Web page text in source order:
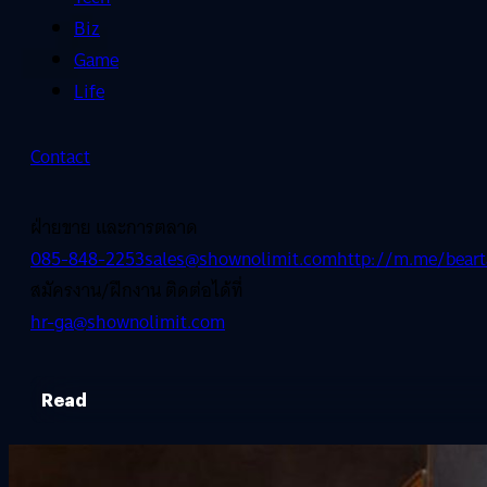
Biz
Game
Life
Contact
ฝ่ายขาย และการตลาด
085-848-2253sales@shownolimit.comhttp://m.me/
สมัครงาน/ฝึกงาน ติดต่อได้ที่
hr-ga@shownolimit.com
Read